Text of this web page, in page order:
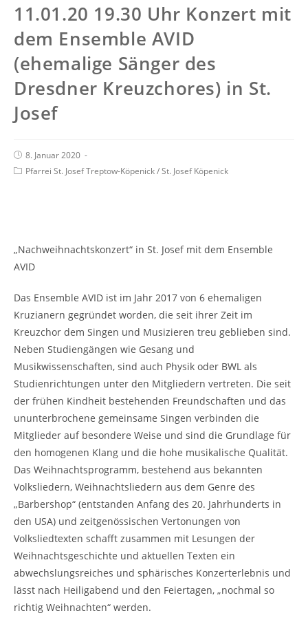
11.01.20 19.30 Uhr Konzert mit
dem Ensemble AVID
(ehemalige Sänger des
Dresdner Kreuzchores) in St.
Josef
8. Januar 2020
Pfarrei St. Josef Treptow-Köpenick/St. Josef Köpenick
„Nachweihnachtskonzert“ in St. Josef mit dem Ensemble
AVID
Das Ensemble AVID ist im Jahr 2017 von 6 ehemaligen
Kruzianern gegründet worden, die seit ihrer Zeit im
Kreuzchor dem Singen und Musizieren treu geblieben sind.
Neben Studiengängen wie Gesang und
Musikwissenschaften, sind auch Physik oder BWL als
Studienrichtungen unter den Mitgliedern vertreten. Die seit
der frühen Kindheit bestehenden Freundschaften und das
ununterbrochene gemeinsame Singen verbinden die
Mitglieder auf besondere Weise und sind die Grundlage für
den homogenen Klang und die hohe musikalische Qualität.
Das Weihnachtsprogramm, bestehend aus bekannten
Volksliedern, Weihnachtsliedern aus dem Genre des
„Barbershop“ (entstanden Anfang des 20. Jahrhunderts in
den USA) und zeitgenössischen Vertonungen von
Volksliedtexten schafft zusammen mit Lesungen der
Weihnachtsgeschichte und aktuellen Texten ein
abwechslungsreiches und sphärisches Konzerterlebnis und
lässt nach Heiligabend und den Feiertagen, „nochmal so
richtig Weihnachten“ werden.